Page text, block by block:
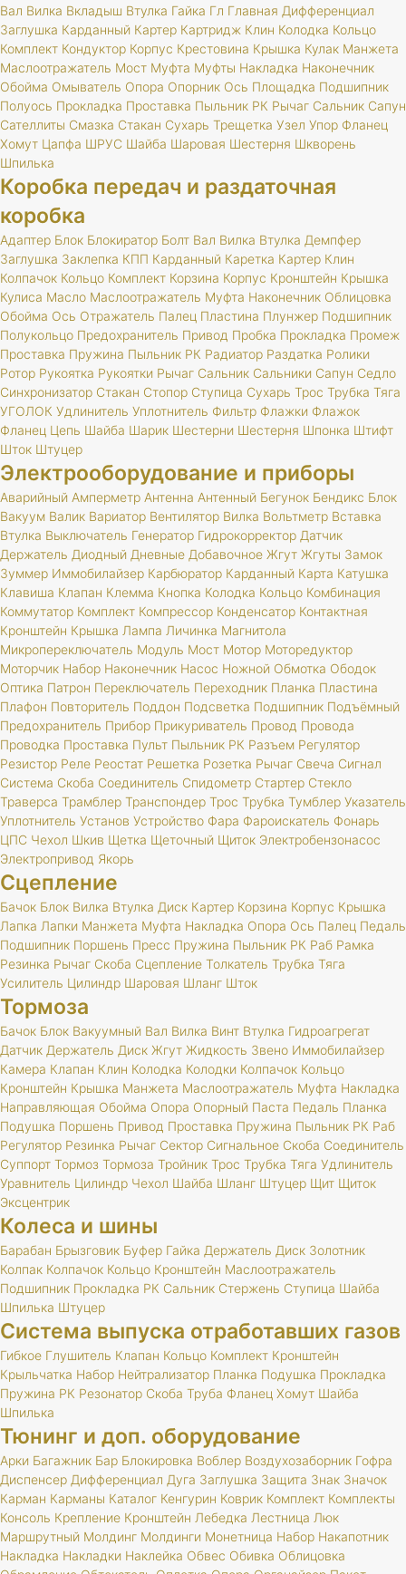
Вал Вилка Вкладыш Втулка Гайка Гл Главная Дифференциал
Заглушка Карданный Картер Картридж Клин Колодка Кольцо
Комплект Кондуктор Корпус Крестовина Крышка Кулак Манжета
Маслоотражатель Мост Муфта Муфты Накладка Наконечник
Обойма Омыватель Опора Опорник Ось Площадка Подшипник
Полуось Прокладка Проставка Пыльник РК Рычаг Сальник Сапун
Сателлиты Смазка Стакан Сухарь Трещетка Узел Упор Фланец
Хомут Цапфа ШРУС Шайба Шаровая Шестерня Шкворень
Шпилька
Коробка передач и раздаточная
коробка
Адаптер Блок Блокиратор Болт Вал Вилка Втулка Демпфер
Заглушка Заклепка КПП Карданный Каретка Картер Клин
Колпачок Кольцо Комплект Корзина Корпус Кронштейн Крышка
Кулиса Масло Маслоотражатель Муфта Наконечник Облицовка
Обойма Ось Отражатель Палец Пластина Плунжер Подшипник
Полукольцо Предохранитель Привод Пробка Прокладка Промеж
Проставка Пружина Пыльник РК Радиатор Раздатка Ролики
Ротор Рукоятка Рукоятки Рычаг Сальник Сальники Сапун Седло
Синхронизатор Стакан Стопор Ступица Сухарь Трос Трубка Тяга
УГОЛОК Удлинитель Уплотнитель Фильтр Флажки Флажок
Фланец Цепь Шайба Шарик Шестерни Шестерня Шпонка Штифт
Шток Штуцер
Электрооборудование и приборы
Аварийный Амперметр Антенна Антенный Бегунок Бендикс Блок
Вакуум Валик Вариатор Вентилятор Вилка Вольтметр Вставка
Втулка Выключатель Генератор Гидрокорректор Датчик
Держатель Диодный Дневные Добавочное Жгут Жгуты Замок
Зуммер Иммобилайзер Карбюратор Карданный Карта Катушка
Клавиша Клапан Клемма Кнопка Колодка Кольцо Комбинация
Коммутатор Комплект Компрессор Конденсатор Контактная
Кронштейн Крышка Лампа Личинка Магнитола
Микропереключатель Модуль Мост Мотор Моторедуктор
Моторчик Набор Наконечник Насос Ножной Обмотка Ободок
Оптика Патрон Переключатель Переходник Планка Пластина
Плафон Повторитель Поддон Подсветка Подшипник Подъёмный
Предохранитель Прибор Прикуриватель Провод Провода
Проводка Проставка Пульт Пыльник РК Разъем Регулятор
Резистор Реле Реостат Решетка Розетка Рычаг Свеча Сигнал
Система Скоба Соединитель Спидометр Стартер Стекло
Траверса Трамблер Транспондер Трос Трубка Тумблер Указатель
Уплотнитель Установ Устройство Фара Фароискатель Фонарь
ЦПС Чехол Шкив Щетка Щеточный Щиток Электробензонасос
Электропривод Якорь
Сцепление
Бачок Блок Вилка Втулка Диск Картер Корзина Корпус Крышка
Лапка Лапки Манжета Муфта Накладка Опора Ось Палец Педаль
Подшипник Поршень Пресс Пружина Пыльник РК Раб Рамка
Резинка Рычаг Скоба Сцепление Толкатель Трубка Тяга
Усилитель Цилиндр Шаровая Шланг Шток
Тормоза
Бачок Блок Вакуумный Вал Вилка Винт Втулка Гидроагрегат
Датчик Держатель Диск Жгут Жидкость Звено Иммобилайзер
Камера Клапан Клин Колодка Колодки Колпачок Кольцо
Кронштейн Крышка Манжета Маслоотражатель Муфта Накладка
Направляющая Обойма Опора Опорный Паста Педаль Планка
Подушка Поршень Привод Проставка Пружина Пыльник РК Раб
Регулятор Резинка Рычаг Сектор Сигнальное Скоба Соединитель
Суппорт Тормоз Тормоза Тройник Трос Трубка Тяга Удлинитель
Уравнитель Цилиндр Чехол Шайба Шланг Штуцер Щит Щиток
Эксцентрик
Колеса и шины
Барабан Брызговик Буфер Гайка Держатель Диск Золотник
Колпак Колпачок Кольцо Кронштейн Маслоотражатель
Подшипник Прокладка РК Сальник Стержень Ступица Шайба
Шпилька Штуцер
Система выпуска отработавших газов
Гибкое Глушитель Клапан Кольцо Комплект Кронштейн
Крыльчатка Набор Нейтрализатор Планка Подушка Прокладка
Пружина РК Резонатор Скоба Труба Фланец Хомут Шайба
Шпилька
Тюнинг и доп. оборудование
Арки Багажник Бар Блокировка Воблер Воздухозаборник Гофра
Диспенсер Дифференциал Дуга Заглушка Защита Знак Значок
Карман Карманы Каталог Кенгурин Коврик Комплект Комплекты
Консоль Крепление Кронштейн Лебедка Лестница Люк
Маршрутный Молдинг Молдинги Монетница Набор Накапотник
Накладка Накладки Наклейка Обвес Обивка Облицовка